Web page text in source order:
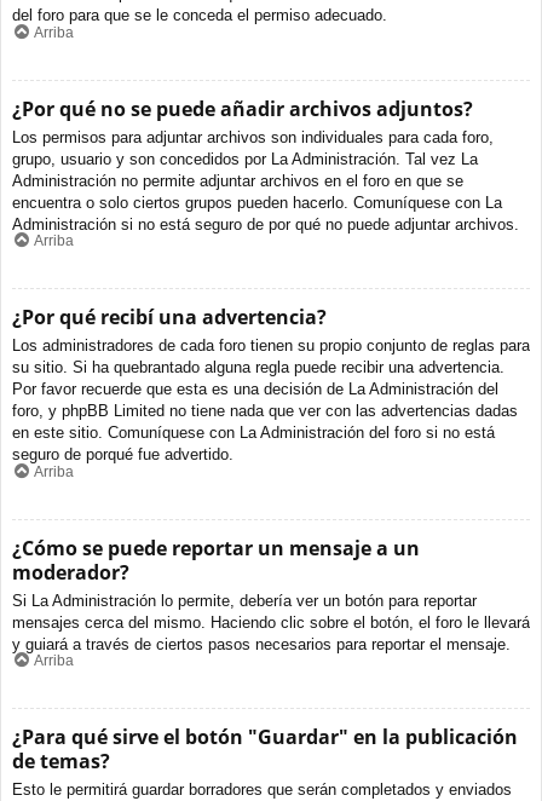
del foro para que se le conceda el permiso adecuado.
Arriba
¿Por qué no se puede añadir archivos adjuntos?
Los permisos para adjuntar archivos son individuales para cada foro,
grupo, usuario y son concedidos por La Administración. Tal vez La
Administración no permite adjuntar archivos en el foro en que se
encuentra o solo ciertos grupos pueden hacerlo. Comuníquese con La
Administración si no está seguro de por qué no puede adjuntar archivos.
Arriba
¿Por qué recibí una advertencia?
Los administradores de cada foro tienen su propio conjunto de reglas para
su sitio. Si ha quebrantado alguna regla puede recibir una advertencia.
Por favor recuerde que esta es una decisión de La Administración del
foro, y phpBB Limited no tiene nada que ver con las advertencias dadas
en este sitio. Comuníquese con La Administración del foro si no está
seguro de porqué fue advertido.
Arriba
¿Cómo se puede reportar un mensaje a un
moderador?
Si La Administración lo permite, debería ver un botón para reportar
mensajes cerca del mismo. Haciendo clic sobre el botón, el foro le llevará
y guiará a través de ciertos pasos necesarios para reportar el mensaje.
Arriba
¿Para qué sirve el botón "Guardar" en la publicación
de temas?
Esto le permitirá guardar borradores que serán completados y enviados